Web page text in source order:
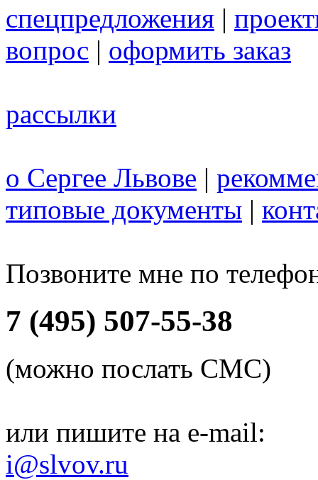
спецпредложения |
вопрос | оформить заказ
рассылки
о Сергее Львове |
типовые документы |
Позвоните мне по
7 (495) 507-55-38
(можно послать СМС)
или пишите на e-mail:
i@slvov.ru